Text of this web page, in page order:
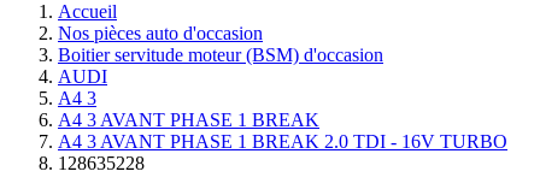
Accueil
Nos pièces auto d'occasion
Boitier servitude moteur (BSM) d'occasion
AUDI
A4 3
A4 3 AVANT PHASE 1 BREAK
A4 3 AVANT PHASE 1 BREAK 2.0 TDI - 16V TURBO
128635228